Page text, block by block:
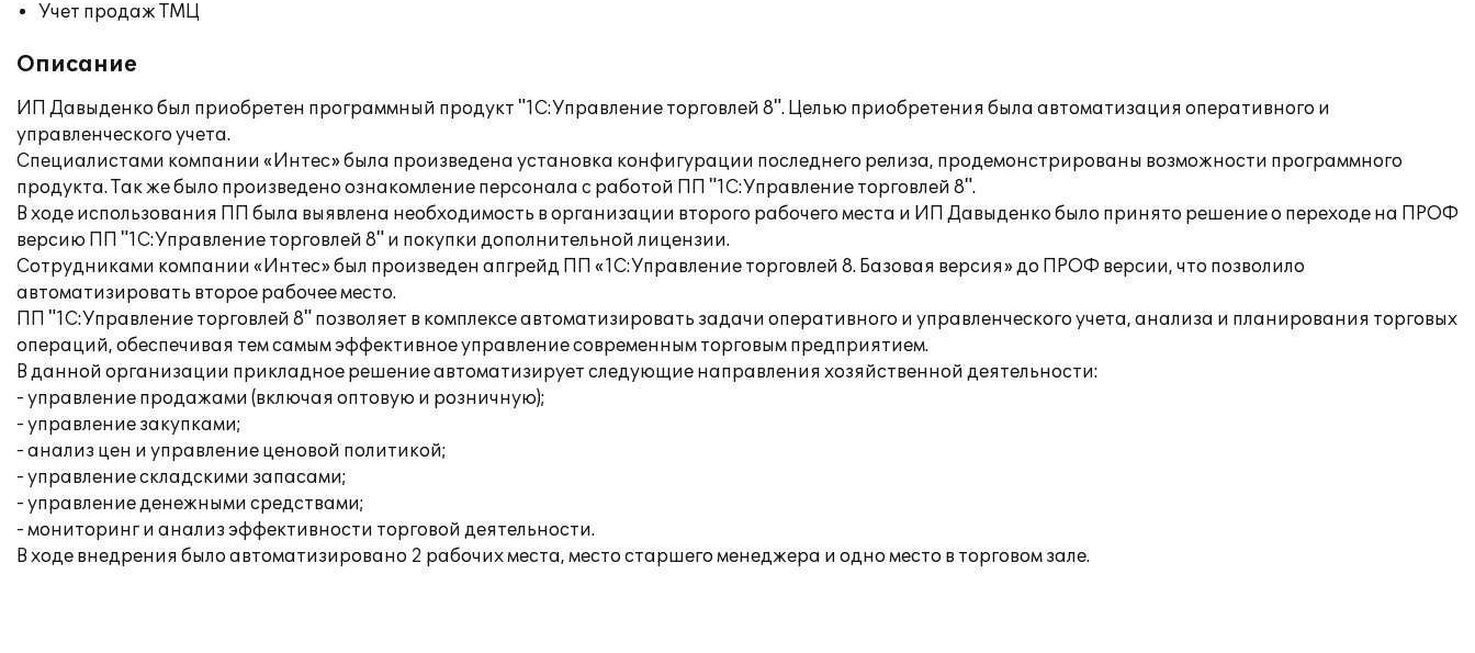
Учет продаж ТМЦ
Описание
ИП Давыденко был приобретен программный продукт "1С:Управление торговлей 8". Целью приобретения была автоматизация оперативного и
управленческого учета.
Специалистами компании «Интес» была произведена установка конфигурации последнего релиза, продемонстрированы возможности программного
продукта. Так же было произведено ознакомление персонала с работой ПП "1С:Управление торговлей 8".
В ходе использования ПП была выявлена необходимость в организации второго рабочего места и ИП Давыденко было принято решение о переходе на ПРОФ
версию ПП "1С:Управление торговлей 8" и покупки дополнительной лицензии.
Сотрудниками компании «Интес» был произведен апгрейд ПП «1С:Управление торговлей 8. Базовая версия» до ПРОФ версии, что позволило
автоматизировать второе рабочее место.
ПП "1С:Управление торговлей 8" позволяет в комплексе автоматизировать задачи оперативного и управленческого учета, анализа и планирования торговых
операций, обеспечивая тем самым эффективное управление современным торговым предприятием.
В данной организации прикладное решение автоматизирует следующие направления хозяйственной деятельности:
- управление продажами (включая оптовую и розничную);
- управление закупками;
- анализ цен и управление ценовой политикой;
- управление складскими запасами;
- управление денежными средствами;
- мониторинг и анализ эффективности торговой деятельности.
В ходе внедрения было автоматизировано 2 рабочих места, место старшего менеджера и одно место в торговом зале.